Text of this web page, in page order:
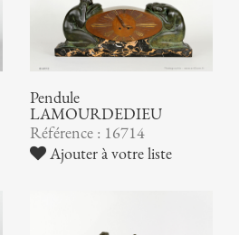
Pendule
LAMOURDEDIEU
Référence : 16714
Ajouter à votre liste